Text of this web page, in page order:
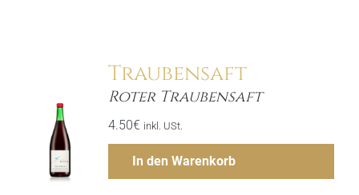
Traubensaft
Roter Traubensaft
4.50€ inkl. USt.
In den Warenkorb